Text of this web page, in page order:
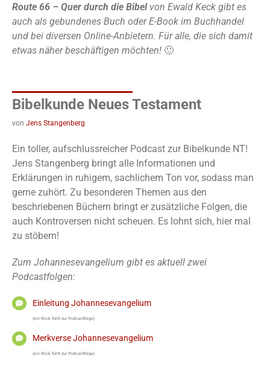
Route 66 – Quer durch die Bibel von Ewald Keck gibt es
auch als gebundenes Buch oder E-Book im Buchhandel
und bei diversen Online-Anbietern. Für alle, die sich damit
etwas näher beschäftigen möchten! 🙂
Bibelkunde Neues Testament
von Jens Stangenberg
Ein toller, aufschlussreicher Podcast zur Bibelkunde NT!
Jens Stangenberg bringt alle Informationen und
Erklärungen in ruhigem, sachlichem Ton vor, sodass man
gerne zuhört. Zu besonderen Themen aus den
beschriebenen Büchern bringt er zusätzliche Folgen, die
auch Kontroversen nicht scheuen. Es lohnt sich, hier mal
zu stöbern!
Zum Johannesevangelium gibt es aktuell zwei
Podcastfolgen:
Einleitung Johannesevangelium
(ein Klick führt zur Podcastfolge)
Merkverse Johannesevangelium
(ein Klick führt zur Podcastfolge)